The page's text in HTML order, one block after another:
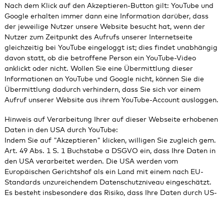
Nach dem Klick auf den Akzeptieren-Button gilt: YouTube und
Google erhalten immer dann eine Information darüber, dass
der jeweilige Nutzer unsere Website besucht hat, wenn der
Nutzer zum Zeitpunkt des Aufrufs unserer Internetseite
gleichzeitig bei YouTube eingeloggt ist; dies findet unabhängig
davon statt, ob die betroffene Person ein YouTube-Video
anklickt oder nicht. Wollen Sie eine Übermittlung dieser
Informationen an YouTube und Google nicht, können Sie die
Übermittlung dadurch verhindern, dass Sie sich vor einem
Aufruf unserer Website aus ihrem YouTube-Account ausloggen.
Hinweis auf Verarbeitung Ihrer auf dieser Webseite erhobenen
Daten in den USA durch YouTube:
Indem Sie auf "Akzeptieren" klicken, willigen Sie zugleich gem.
Art. 49 Abs. 1 S. 1 Buchstabe a DSGVO ein, dass Ihre Daten in
den USA verarbeitet werden. Die USA werden vom
Europäischen Gerichtshof als ein Land mit einem nach EU-
Standards unzureichendem Datenschutzniveau eingeschätzt.
Es besteht insbesondere das Risiko, dass Ihre Daten durch US-